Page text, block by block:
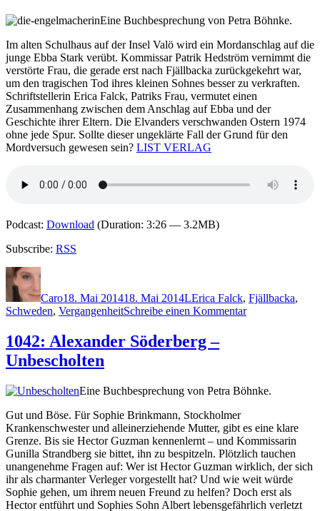
Eine Buchbesprechung von Petra Böhnke.
Im alten Schulhaus auf derInsel Valö wird ein Mordanschlag auf die
junge Ebba Stark verübt. Kommissar Patrik Hedström vernimmt die
verstörte Frau, die gerade erst nach Fjällbacka zurückgekehrt war,
um den tragischen Tod ihres kleinen Sohnes besser zu verkraften.
Schriftstellerin Erica Falck, Patriks Frau, vermutet einen
Zusammenhang zwischen dem Anschlag auf Ebba und der
Geschichte ihrer Eltern. Die Elvanders verschwanden Ostern 1974
ohne jede Spur. Sollte dieser ungeklärte Fall der Grund für den
Mordversuch gewesen sein? LIST VERLAG
Podcast: Download (Duration: 3:26 — 3.2MB)
Subscribe: RSS
Autor
Caro18. Mai 201418. Mai 2014LErica Falck, Fjällbacka,
Schweden, VergangenheitSchreibe einen Kommentarzu
Engelmacherin
1042: Alexander Söderberg –
Unbescholten
Eine Buchbesprechung von Petra Böhnke.
Gut und Böse. Für Sophie Brinkmann, Stockholmer
Krankenschwester und alleinerziehende Mutter, gibt es eine klare
Grenze. Bis sie Hector Guzman kennenlernt – und Kommissarin
Gunilla Strandberg sie bittet, ihn zu bespitzeln. Plötzlich tauchen
unangenehme Fragen auf: Wer ist Hector Guzman wirklich, der sich
ihr als charmanter Verleger vorgestellt hat? Und wie weit würde
Sophie gehen, um ihrem neuen Freund zu helfen? Doch erst als
Hector entführt und Sophies Sohn Albert lebensgefährlich verletzt